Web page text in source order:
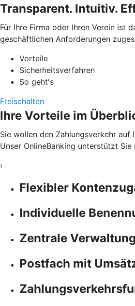
Transparent. Intuitiv.
Für Ihre Firma oder Ihren Verein ist
geschäftlichen Anforderungen
Vorteile
Sicherheitsverfahren
So geht's
Freischalten
Ihre Vorteile im
Sie wollen den Zahlungsverkehr
Unser OnlineBanking unterstützt
‹
Flexibler
Individuelle
Zentrale
Postfach mit